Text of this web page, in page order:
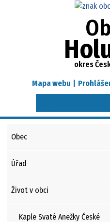
okres
Mapa webu
Obec
Úřad
Život v obci
Kaple Svaté Anežky České